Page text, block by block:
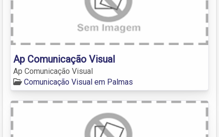
Ap Comunicação Visual
Ap Comunicação Visual
Comunicação Visual em Palmas